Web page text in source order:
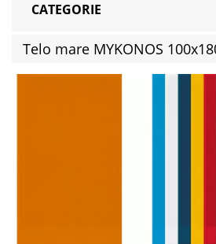
CATEGORIE
Telo mare MYKONOS